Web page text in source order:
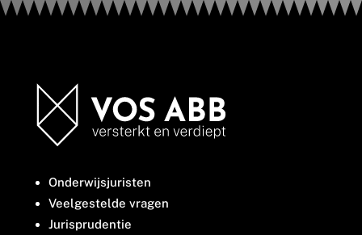
Onderwijsjuristen
Veelgestelde vragen
Jurisprudentie